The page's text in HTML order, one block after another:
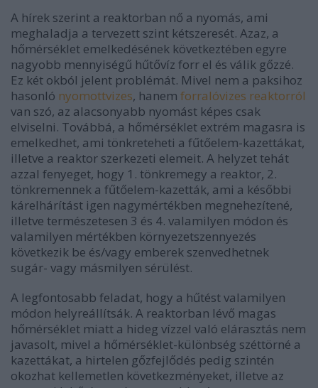
A hírek szerint a reaktorban nő a nyomás, ami
meghaladja a tervezett szint kétszeresét. Azaz, a
hőmérséklet emelkedésének következtében egyre
nagyobb mennyiségű hűtővíz forr el és válik gőzzé.
Ez két okból jelent problémát. Mivel nem a paksihoz
hasonló nyomottvizes, hanem forralóvizes reaktorról
van szó, az alacsonyabb nyomást képes csak
elviselni. Továbbá, a hőmérséklet extrém magasra is
emelkedhet, ami tönkreteheti a fűtőelem-kazettákat,
illetve a reaktor szerkezeti elemeit. A helyzet tehát
azzal fenyeget, hogy 1. tönkremegy a reaktor, 2.
tönkremennek a fűtőelem-kazetták, ami a későbbi
kárelhárítást igen nagymértékben megnehezítené,
illetve természetesen 3 és 4. valamilyen módon és
valamilyen mértékben környezetszennyezés
következik be és/vagy emberek szenvedhetnek
sugár- vagy másmilyen sérülést.
A legfontosabb feladat, hogy a hűtést valamilyen
módon helyreállítsák. A reaktorban lévő magas
hőmérséklet miatt a hideg vízzel való elárasztás nem
javasolt, mivel a hőmérséklet-különbség széttörné a
kazettákat, a hirtelen gőzfejlődés pedig szintén
okozhat kellemetlen következményeket, illetve az